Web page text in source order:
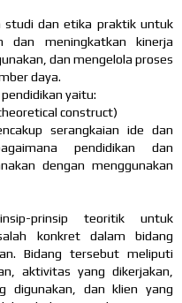
studi dan etika praktik untuk
dan meningkatkan kinerja
dan mengelola proses
daya.
yaitu:
construct)
serangkaian ide dan
pendidikan dan
dengan menggunakan
prinsip teoritik untuk
konkret dalam bidang
Bidang tersebut meliputi
aktivitas yang dikerjakan,
digunakan, dan klien yang